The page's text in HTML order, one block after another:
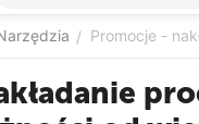
/ Promocje -